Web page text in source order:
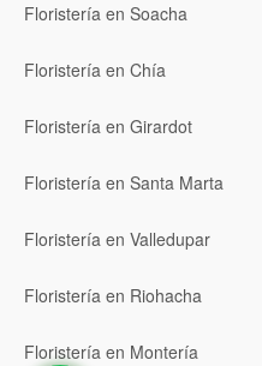
Floristería en Soacha
Floristería en Chía
Floristería en Girardot
Floristería en Santa Marta
Floristería en Valledupar
Floristería en Riohacha
Floristería en Montería